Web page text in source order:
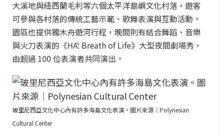
大溪地與紐西蘭毛利等六個太平洋島嶼文化村落，遊客
可參與各村落的傳統工藝示範、歌舞表演與互動活動。
園區也提供獨木舟遊河行程，晚間則有結合舞蹈、音樂
與火刀表演的《HĀ: Breath of Life》大型夜間劇場秀，
由超過 100 位表演者共同演出。
玻里尼西亞文化中心內有許多海島文化表演。圖片來源｜Polynesian
Cultural Center